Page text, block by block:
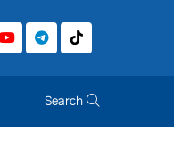
Search